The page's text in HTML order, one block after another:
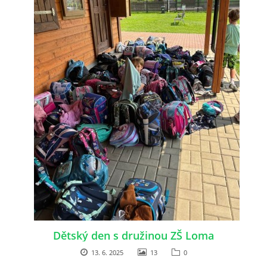
Dětský den s družinou ZŠ Loma
13. 6. 2025 13 0